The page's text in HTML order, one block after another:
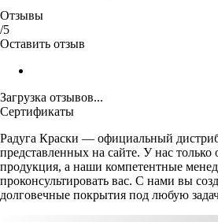
Отзывы
/5
Оставить отзыв
Загрузка отзывов...
Сертификаты
Радуга Краски — официальный
представленных на сайте. У нас только
продукция, а наши компетентные
проконсультировать вас. С нами вы
долговечные покрытия под любую